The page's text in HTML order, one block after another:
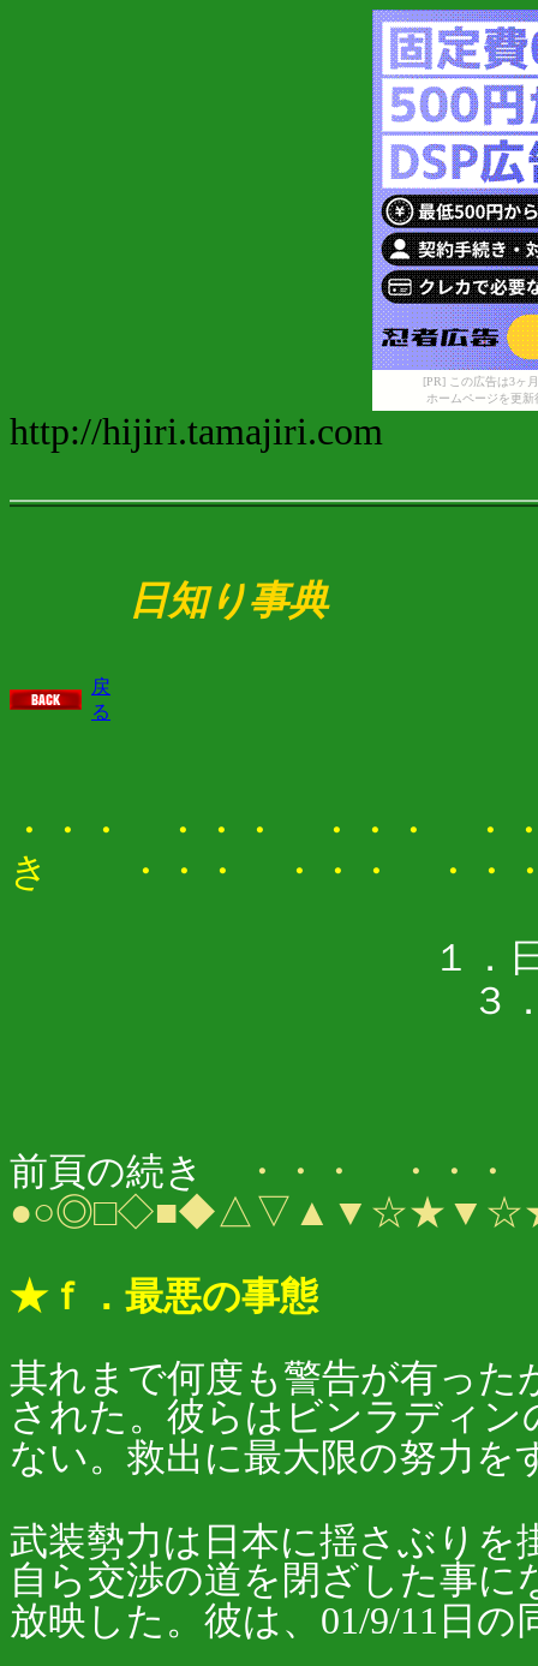
[PR] この広告は3ヶ
ホームページを更
http://hijiri.tamajiri.com
日知り事典
戻
る
・・・ ・・・ ・・・
き ・・・ ・・・ ・・
１
３．星読みの
前頁の続き
・・・ ・・
★ｆ．最悪の事態
其れまで何度も警告が有った
された。彼らはビンラディ
ない。救出に最大限の努力
武装勢力は日本に揺さぶりを
自ら交渉の道を閉ざした事
放映した。彼は、01/9/11日